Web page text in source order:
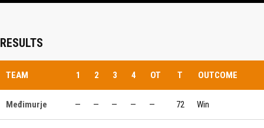
RESULTS
TEAM 1 2 3 4 OT T OUTCOME
Međimurje — — — — — 72 Win